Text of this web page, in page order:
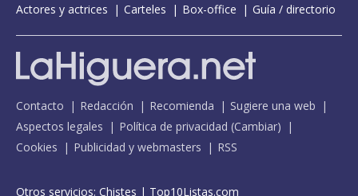
Actores y actrices
Carteles Box-office Guía / directorio
Contacto Redacción Recomienda
Sugiere una web
Aspectos legales
Política de privacidad (Cambiar)
Cookies
Publicidad y webmasters RSS
Otros servicios: Chistes | Top10Listas.com